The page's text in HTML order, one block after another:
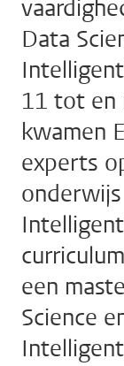
Data
11 tot en
kwamen
experts
een
Science